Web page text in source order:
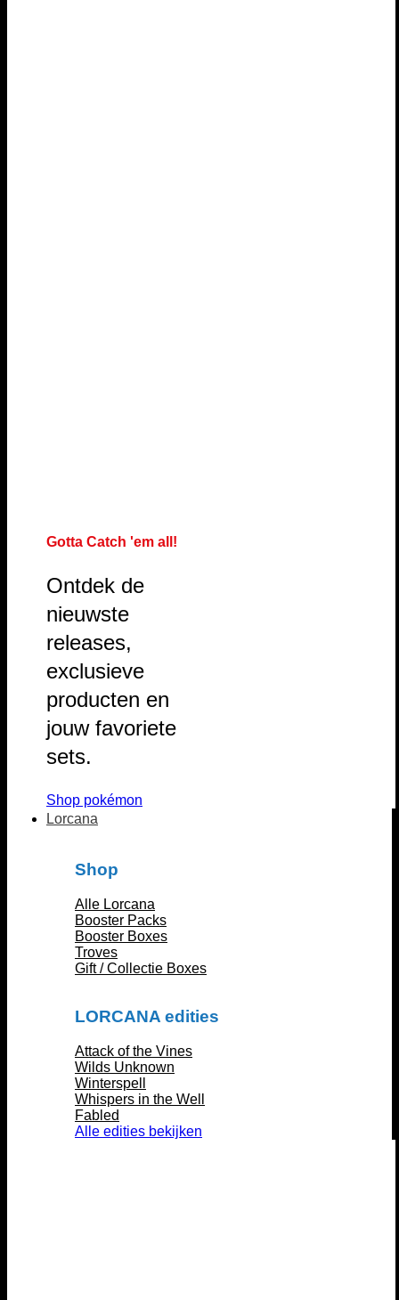
Gotta Catch 'em all!
Ontdek de
nieuwste
releases,
exclusieve
producten en
jouw favoriete
sets.
Shop pokémon
Lorcana
Shop
Alle Lorcana
Booster Packs
Booster Boxes
Troves
Gift / Collectie Boxes
LORCANA edities
Attack of the Vines
Wilds Unknown
Winterspell
Whispers in the Well
Fabled
Alle edities bekijken